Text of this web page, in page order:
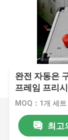
완전 자동은
프레임 프리
MOQ：1개 세트
최고